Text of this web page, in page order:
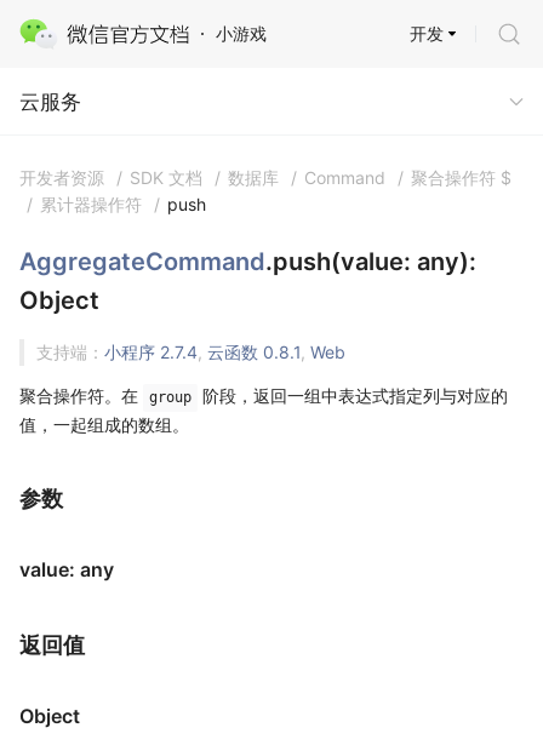
小游戏
云服务 · 云开发
开发
云服务
开发者资源 / SDK 文档 / 数据库 / Command / 聚合操作符 $
/ 累计器操作符 / push
AggregateCommand.push(value: any):
Object
支持端： 小程序 2.7.4, 云函数 0.8.1, Web
聚合操作符。在 group
阶段，返回一组中表达式指定列与对应的
值，一起组成的数组。
参数
value: any
返回值
Object